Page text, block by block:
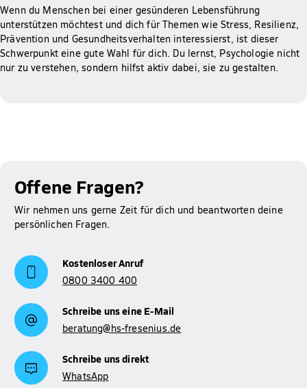
Wenn du Menschen bei einer gesünderen Lebensführung
unterstützen möchtest und dich für Themen wie Stress, Resilienz,
Prävention und Gesundheitsverhalten interessierst, ist dieser
Schwerpunkt eine gute Wahl für dich. Du lernst, Psychologie nicht
nur zu verstehen, sondern hilfst aktiv dabei, sie zu gestalten.
Offene Fragen?
Wir nehmen uns gerne Zeit für dich und beantworten deine
persönlichen Fragen.
Kostenloser Anruf
0800 3400 400
Schreibe uns eine E-Mail
beratung@hs-fresenius.de
Schreibe uns direkt
WhatsApp